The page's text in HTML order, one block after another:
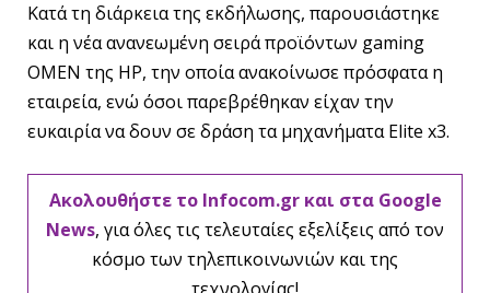
Κατά τη διάρκεια της εκδήλωσης, παρουσιάστηκε
και η νέα ανανεωμένη σειρά προϊόντων gaming
OMEN της HP, την οποία ανακοίνωσε πρόσφατα η
εταιρεία, ενώ όσοι παρεβρέθηκαν είχαν την
ευκαιρία να δουν σε δράση τα μηχανήματα Elite x3.
Ακολουθήστε το Infocom.gr και στα Google
News, για όλες τις τελευταίες εξελίξεις από τον
κόσμο των τηλεπικοινωνιών και της